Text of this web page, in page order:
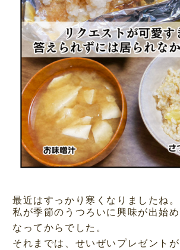
最近はすっかり寒くなりましたね。
私が季節のうつろいに興味が出始
なってからでした。
それまでは、せいぜいプレゼント